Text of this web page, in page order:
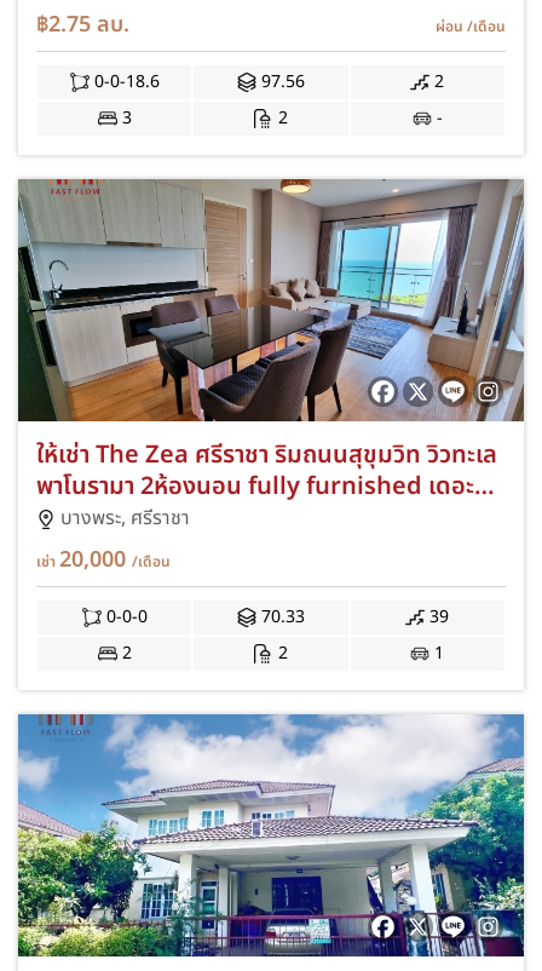
฿2.75ลบ. ผ่อน /เดือน
0-0-18.6 97.56
2
3
2 -
ให้เช่า The Zea ศรีราชา ริมถนนสุขุมวิท วิวทะเล
พาโนรามา 2ห้องนอน fully furnished เดอะซี
ศรีราชา คอนโดมิเนียม
บางพระ, ศรีราชา
เช่า20,000 /เดือน
0-0-0 70.33
39
2
2 1